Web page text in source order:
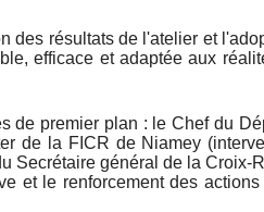
des résultats de l'atelier et
efficace et adaptée aux
de premier plan : le Chef du
de la FICR de Niamey
Secrétaire général de la Croix-
et le renforcement des